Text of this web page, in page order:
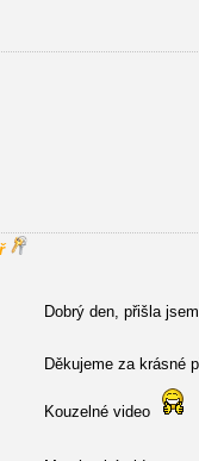
Dobrý den, přišla
Děkujeme za krásné
Kouzelné video